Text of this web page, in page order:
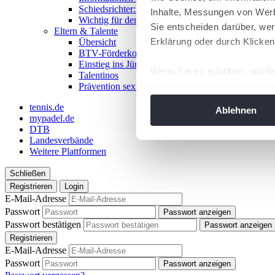
Inhalte, Messungen von
Sie entscheiden darüber,
Erklärung oder durch
Wenn Sie es erlauben,
Website an unsere Partner
möglicherweise mit weiteren
der Dienste gesammelt
Ablehnen
Schiedsrichter:in werden!
Wichtig für den Spieltag
Eltern & Talente
Übersicht
BTV-Förderkonzept
Einstieg ins Jüngstentennis
Talentinos
Prävention sexualisierter Gewalt
tennis.de
mypadel.de
DTB
Landesverbände
Weitere Plattformen
Schließen
Registrieren
Login
E-Mail-Adresse
Passwort
Passwort anzeigen
Passwort bestätigen
Passwort anzeigen
Registrieren
E-Mail-Adresse
Passwort
Passwort anzeigen